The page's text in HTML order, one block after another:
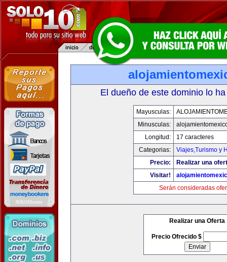
El dueño de este dominio lo
Mayusculas:
Minusculas:
Longitud:
17 caracteres
Categorias:
Viajes,Turismo y
Precio:
Realizar una
Visitar!
Serán consideradas
Realizar una Oferta
Precio Ofrecido $